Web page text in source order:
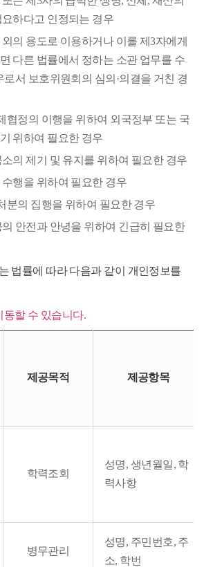
하다고 인정되는 경우
의 용도로 이용하거나 이를 제3자에게
다른 법률에서 정하는 소관 업무를 수
로서 보호위원회의 심의·의결을 거친 경
협정의 이행을 위하여 외국정부 또는 국
위하여 필요한 경우
의 제기 및 유지를 위하여 필요한 경우
행을 위하여 필요한 경우
분의 집행을 위하여 필요한 경우
안전과 안녕을 위하여 긴급히 필요한
법률에 따라 다음과 같이 개인정보를
동할 수 있습니다.
제공목적 제공항목
학력조회
성명, 생년월일, 학
력사항
병무관리
성명, 주민번호, 주
소, 학번